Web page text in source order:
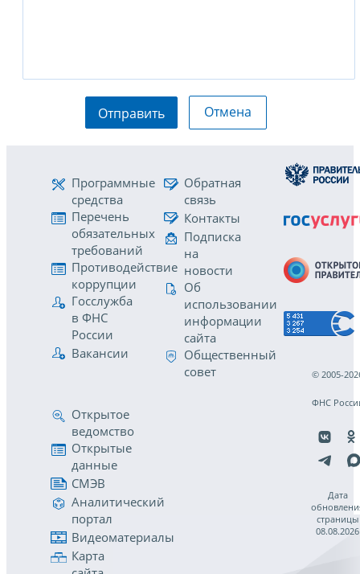
Отправить Отмена
Программные
средства
Перечень
обязательных
требований
Противодействие
коррупции
Госслужба
в ФНС
России
Вакансии
Обратная
связь
Контакты
Подписка
на
новости
Об
использовании
информации
сайта
Общественный
совет
Открытое
ведомство
Открытые
данные
СМЭВ
Аналитический
портал
Видеоматериалы
Карта
© 2005-
ФНС
Дата
страницы
08.08.2026